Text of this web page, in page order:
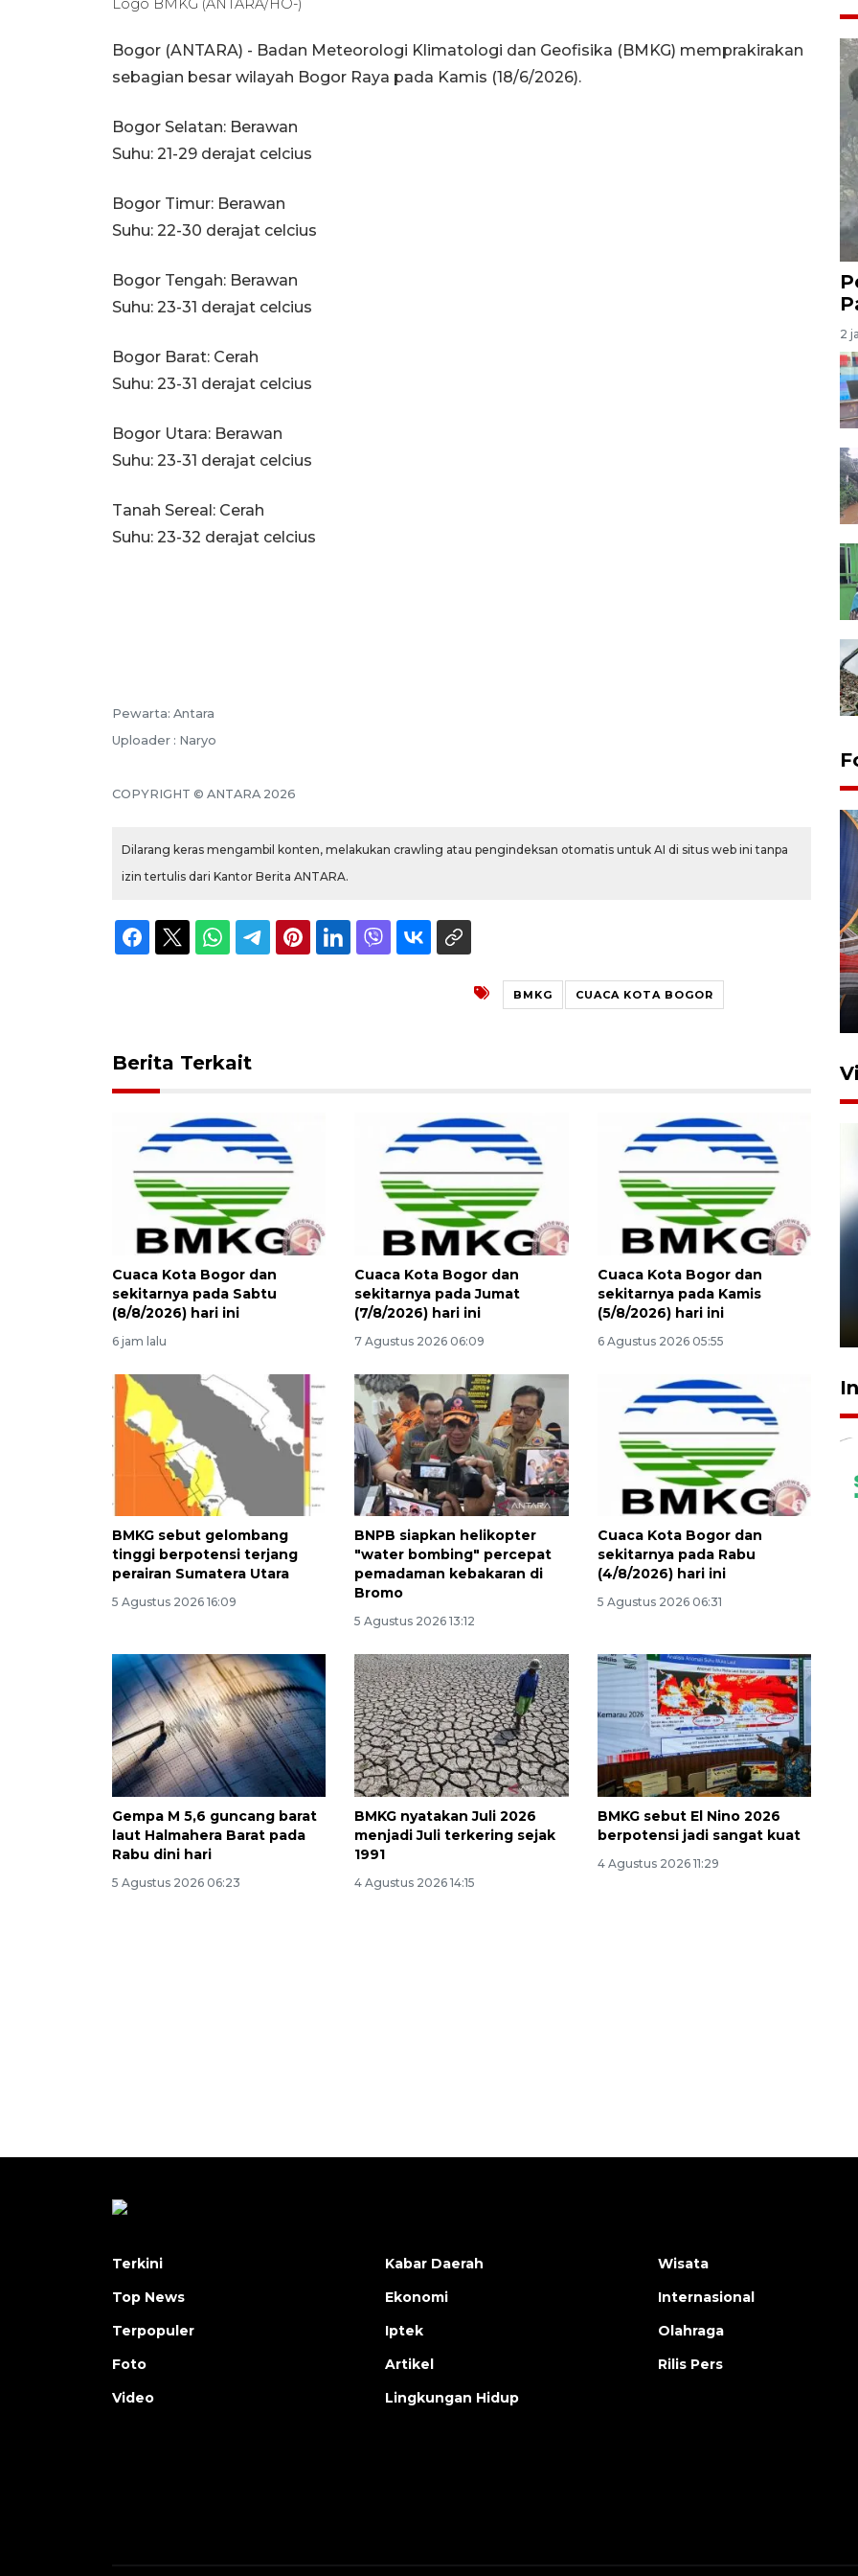
Logo BMKG (ANTARA/HO-)
Bogor (ANTARA) - Badan Meteorologi Klimatologi dan Geofisika (BMKG) memprakirakan
sebagian besar wilayah Bogor Raya pada Kamis (18/6/2026).
Bogor Selatan: Berawan
Suhu: 21-29 derajat celcius
Bogor Timur: Berawan
Suhu: 22-30 derajat celcius
Bogor Tengah: Berawan
Suhu: 23-31 derajat celcius
Bogor Barat: Cerah
Suhu: 23-31 derajat celcius
Bogor Utara: Berawan
Suhu: 23-31 derajat celcius
Tanah Sereal: Cerah
Suhu: 23-32 derajat celcius
Pewarta: Antara
Uploader : Naryo
COPYRIGHT © ANTARA 2026
Dilarang keras mengambil konten, melakukan crawling atau pengindeksan otomatis untuk AI di situs web ini tanpa
izin tertulis dari Kantor Berita ANTARA.
BMKG CUACA KOTA BOGOR
Berita Terkait
Cuaca Kota Bogor dan
sekitarnya pada Sabtu
(8/8/2026) hari ini
6 jam lalu
Cuaca Kota Bogor dan
sekitarnya pada Jumat
(7/8/2026) hari ini
7 Agustus 2026 06:09
Cuaca Kota Bogor dan
sekitarnya pada Kamis
(5/8/2026) hari ini
6 Agustus 2026 05:55
BMKG sebut gelombang
tinggi berpotensi terjang
perairan Sumatera Utara
5 Agustus 2026 16:09
BNPB siapkan helikopter
"water bombing" percepat
pemadaman kebakaran di
Bromo
5 Agustus 2026 13:12
Cuaca Kota Bogor dan
sekitarnya pada Rabu
(4/8/2026) hari ini
5 Agustus 2026 06:31
Gempa M 5,6 guncang barat
laut Halmahera Barat pada
Rabu dini hari
5 Agustus 2026 06:23
BMKG nyatakan Juli 2026
menjadi Juli terkering sejak
1991
4 Agustus 2026 14:15
BMKG sebut El Nino 2026
berpotensi jadi sangat kuat
4 Agustus 2026 11:29
2
Stasiun Bogor
12 Juni 2026 18:49
Pelanggan Filaha Farm setia
sampai 8 tahan?
1 Juni 2026 05:47
Terkini
Top News
Terpopuler
Foto
Video
Kabar Daerah
Ekonomi
Iptek
Artikel
Lingkungan Hidup
Wisata
Internasional
Olahraga
Rilis Pers